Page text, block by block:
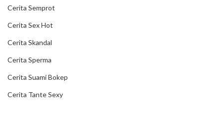
Cerita Semprot
Cerita Sex Hot
Cerita Skandal
Cerita Sperma
Cerita Suami Bokep
Cerita Tante Sexy